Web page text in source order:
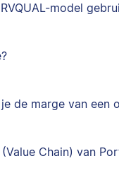
model
de marge van een
Chain) van